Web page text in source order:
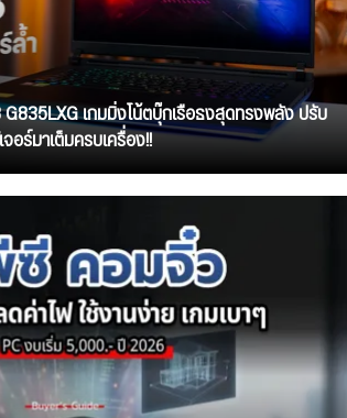
G835LXG เกมมิ่งโน้ตบุ๊กเรือธงสุดทรงพลัง ปรับ
ร์มาเต็มครบเครื่อง!!